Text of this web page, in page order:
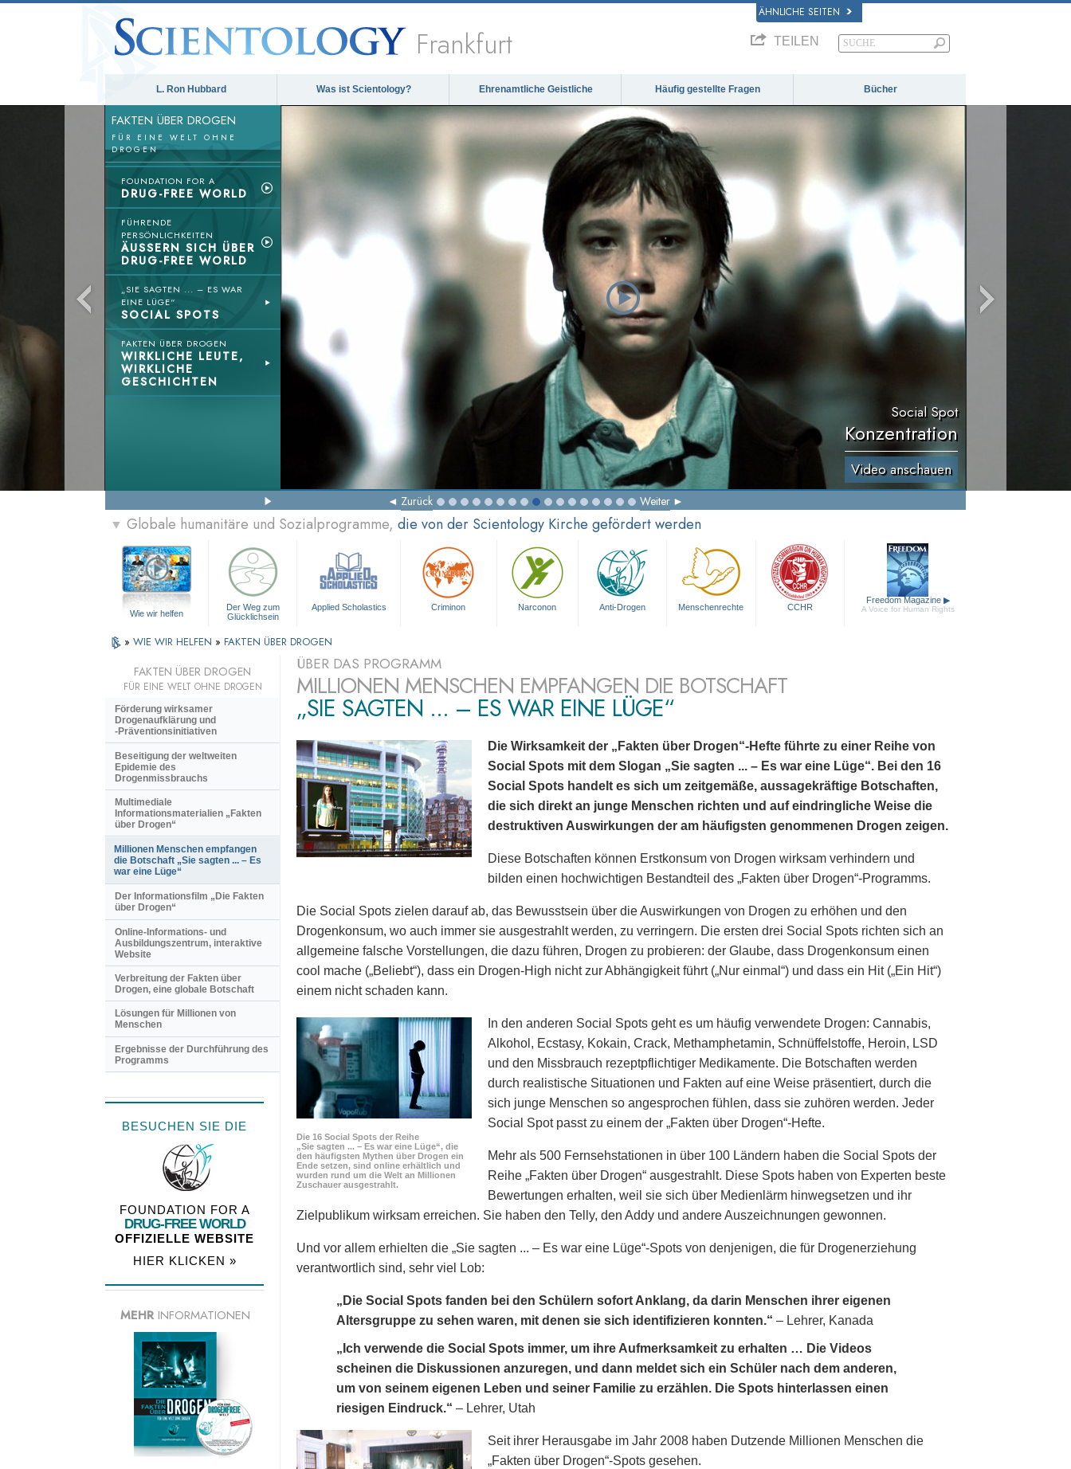
ÄHNLICHE SEITEN
Frankfurt TEILEN
L. Ron Hubbard Was ist Scientology? Ehrenamtliche Geistliche Häufig gestellte Fragen Bücher
FAKTEN ÜBER DROGEN
FÜR EINE WELT OHNE
DROGEN
FOUNDATION FOR A
DRUG-FREE WORLD
FÜHRENDE
PERSÖNLICHKEITEN
ÄUSSERN SICH ÜBER
DRUG-FREE WORLD
„SIE SAGTEN ... – ES WAR
EINE LÜGE“
SOCIAL SPOTS
FAKTEN ÜBER DROGEN
WIRKLICHE LEUTE,
WIRKLICHE
GESCHICHTEN
Social Spot
Konzentration
Video anschauen
Zurück Weiter
▼ Globale humanitäre und Sozialprogramme, die von der Scientology Kirche gefördert werden
Wie wir helfen
Der Weg zum
Glücklichsein
Applied Scholastics Criminon Narconon Anti-Drogen Menschenrechte CCHR
Freedom Magazine ▶
A Voice for Human Rights
» WIE WIR HELFEN » FAKTEN ÜBER DROGEN
ÜBER DAS PROGRAMM
MILLIONEN MENSCHEN EMPFANGEN DIE BOTSCHAFT
„SIE SAGTEN ... – ES WAR EINE LÜGE“
Die Wirksamkeit der „Fakten über Drogen“-Hefte führte zu einer Reihe von
Social Spots mit dem Slogan „Sie sagten ... – Es war eine Lüge“. Bei den 16
Social Spots handelt es sich um zeitgemäße, aussagekräftige Botschaften,
die sich direkt an junge Menschen richten und auf eindringliche Weise die
destruktiven Auswirkungen der am häufigsten genommenen Drogen zeigen.
Diese Botschaften können Erstkonsum von Drogen wirksam verhindern und
bilden einen hochwichtigen Bestandteil des „Fakten über Drogen“-Programms.
Die Social Spots zielen darauf ab, das Bewusstsein über die Auswirkungen von Drogen zu erhöhen und den
Drogenkonsum, wo auch immer sie ausgestrahlt werden, zu verringern. Die ersten drei Social Spots richten sich an
allgemeine falsche Vorstellungen, die dazu führen, Drogen zu probieren: der Glaube, dass Drogenkonsum einen
cool mache („Beliebt“), dass ein Drogen-High nicht zur Abhängigkeit führt („Nur einmal“) und dass ein Hit („Ein Hit“)
einem nicht schaden kann.
Die 16 Social Spots der Reihe
„Sie sagten ... – Es war eine Lüge“, die
den häufigsten Mythen über Drogen ein
Ende setzen, sind online erhältlich und
wurden rund um die Welt an Millionen
Zuschauer ausgestrahlt.
In den anderen Social Spots geht es um häufig verwendete Drogen: Cannabis,
Alkohol, Ecstasy, Kokain, Crack, Methamphetamin, Schnüffelstoffe, Heroin, LSD
und den Missbrauch rezeptpflichtiger Medikamente. Die Botschaften werden
durch realistische Situationen und Fakten auf eine Weise präsentiert, durch die
sich junge Menschen so angesprochen fühlen, dass sie zuhören werden. Jeder
Social Spot passt zu einem der „Fakten über Drogen“-Hefte.
Mehr als 500 Fernsehstationen in über 100 Ländern haben die Social Spots der
Reihe „Fakten über Drogen“ ausgestrahlt. Diese Spots haben von Experten beste
Bewertungen erhalten, weil sie sich über Medienlärm hinwegsetzen und ihr
Zielpublikum wirksam erreichen. Sie haben den Telly, den Addy und andere Auszeichnungen gewonnen.
Und vor allem erhielten die „Sie sagten ... – Es war eine Lüge“-Spots von denjenigen, die für Drogenerziehung
verantwortlich sind, sehr viel Lob:
„Die Social Spots fanden bei den Schülern sofort Anklang, da darin Menschen ihrer eigenen
Altersgruppe zu sehen waren, mit denen sie sich identifizieren konnten.“ – Lehrer, Kanada
„Ich verwende die Social Spots immer, um ihre Aufmerksamkeit zu erhalten … Die Videos
scheinen die Diskussionen anzuregen, und dann meldet sich ein Schüler nach dem anderen,
um von seinem eigenen Leben und seiner Familie zu erzählen. Die Spots hinterlassen einen
riesigen Eindruck.“ – Lehrer, Utah
Seit ihrer Herausgabe im Jahr 2008 haben Dutzende Millionen Menschen die
„Fakten über Drogen“-Spots gesehen.
FAKTEN ÜBER DROGEN
FÜR EINE WELT OHNE DROGEN
Förderung wirksamer
Drogenaufklärung und
-Präventionsinitiativen
Beseitigung der weltweiten
Epidemie des
Drogenmissbrauchs
Multimediale
Informationsmaterialien „Fakten
über Drogen“
Millionen Menschen empfangen
die Botschaft „Sie sagten ... – Es
war eine Lüge“
Der Informationsfilm „Die Fakten
über Drogen“
Online-Informations- und
Ausbildungszentrum, interaktive
Website
Verbreitung der Fakten über
Drogen, eine globale Botschaft
Lösungen für Millionen von
Menschen
Ergebnisse der Durchführung des
Programms
BESUCHEN SIE DIE
FOUNDATION FOR A
DRUG-FREE WORLD
OFFIZIELLE WEBSITE
HIER KLICKEN »
MEHR INFORMATIONEN